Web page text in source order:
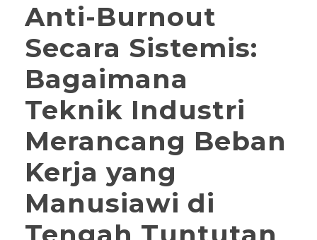
Anti-Burnout
Secara Sistemis:
Bagaimana
Teknik Industri
Merancang Beban
Kerja yang
Manusiawi di